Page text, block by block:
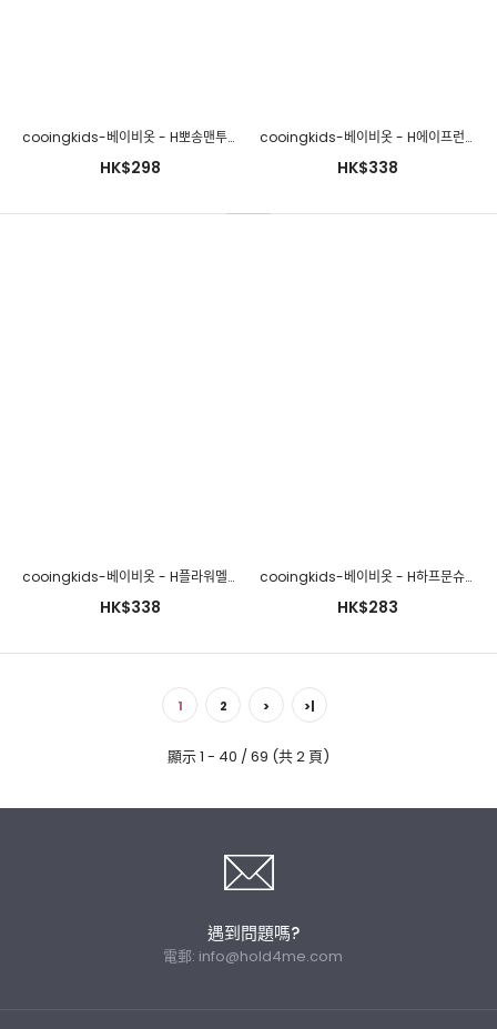
HK$350
cooingkids-베이비옷 - H뽀송맨투맨블루머세트♡韓國幼兒裝
HK$298
cooingkids-베이비옷 - H에이프런원피스♡韓國幼兒裝
HK$338
cooingkids-베이비옷 - H플라워멜빵스커트(블라우스별도구매!!)♡韓國幼兒裝
HK$338
cooingkids-베이비옷 - H하프문슈트(모자세트)♡韓國幼兒裝
HK$283
1 2 > >|
顯示 1 - 40 / 69 (共 2 頁)
遇到問題嗎?
電郵: info@hold4me.com